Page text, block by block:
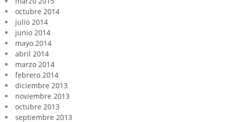
octubre 2014
julio 2014
junio 2014
mayo 2014
abril 2014
marzo 2014
febrero 2014
diciembre 2013
noviembre 2013
octubre 2013
septiembre 2013